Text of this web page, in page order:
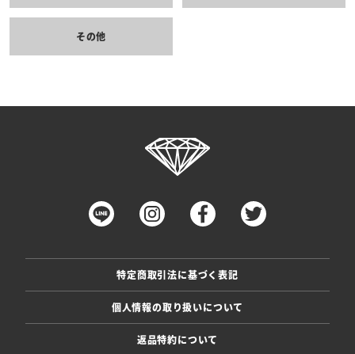
その他
特定商取引法に基づく表記
個人情報の取り扱いについて
返品特約について